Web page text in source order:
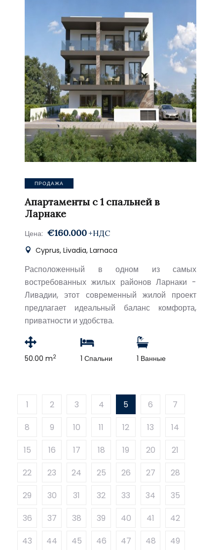
ПРОДАЖА
Апартаменты с 1 спальней в
Ларнаке
Цена: €160.000 +НДС
Cyprus, Livadia, Larnaca
Расположенный в одном из самых
востребованных жилых районов Ларнаки -
Ливадии, этот современный жилой проект
предлагает идеальный баланс комфорта,
приватности и удобства.
50.00 m2 1 Спальни 1 Ванные
1 2 3 4 5 6
7
8
9 10 11 12 13
14
15
16 17 18 19 20
21
22
23 24 25 26 27
28
29
30 31 32 33 34
35
36
37 38 39 40 41
42
43
44 45 46 47 48 49